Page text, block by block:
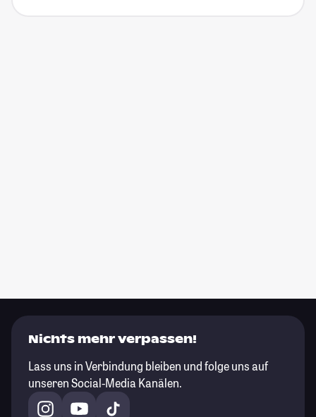
Nichts mehr verpassen!
Lass uns in Verbindung bleiben und folge uns auf
unseren Social-Media Kanälen.